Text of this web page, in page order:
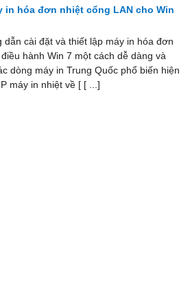
in hóa đơn nhiệt cổng LAN cho Win
cài đặt và thiết lập máy in hóa đơn
hành Win 7 một cách dễ dàng và
dòng máy in Trung Quốc phổ biến hiện
máy in nhiệt về [ [ ...]